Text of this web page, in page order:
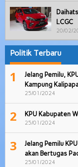
LCGC
20/02/
Politik Terbaru
1
Jelang Pemilu,
Kampung
25/01/2024
2 KPU Kabupaten
25/01/2024
3
Jelang Pemilu
akan Bertugas
25/01/2024